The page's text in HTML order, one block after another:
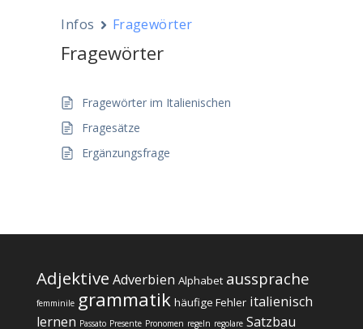
Infos Fragewörter
Fragewörter
Fragewörter im Italienischen
Fragesätze
Ergänzungsfrage
Adjektive Adverbien Alphabet aussprache
femminile grammatik häufige Fehler italienisch
lernen Passato Presente Pronomen regeln regolare Satzbau